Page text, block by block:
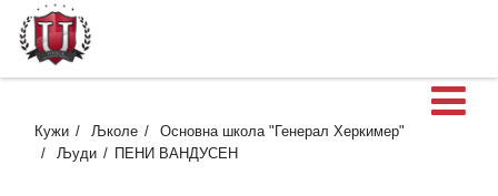
Кужи Љколе
Основна школа "Генерал Херкимер"
Људи
ПЕНИ ВАНДУСЕН